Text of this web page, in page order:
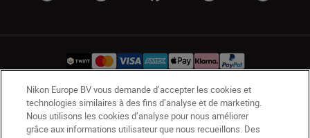
CH Nikon Sites
Contactez-nous
Avis de confidentialité
Nikon Europe BV vous demande d’accepter les cookies et
technologies similaires à des fins d’analyse et de marketing.
Nous utilisons les cookies d’analyse pour nous améliorer
grâce aux informations utilisateur que nous recueillons. Des